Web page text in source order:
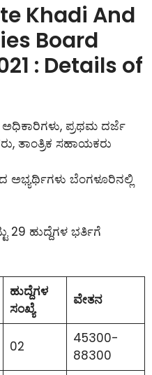
Khadi And
Board
: Details of
ಅಧಿಕಾರಿಗಳು, ಪ್ರಥಮ ದರ್ಜೆ
ತಾಂತ್ರಿಕ ಸಹಾಯಕರು
ಅಭ್ಯರ್ಥಿಗಳು ಬೆಂಗಳೂರಿನಲ್ಲಿ
29 ಹುದ್ದೆಗಳ ಭರ್ತಿಗೆ
ಹುದ್ದೆಗಳ
ಸಂಖ್ಯೆ
ವೇತನ
02
45300-
88300